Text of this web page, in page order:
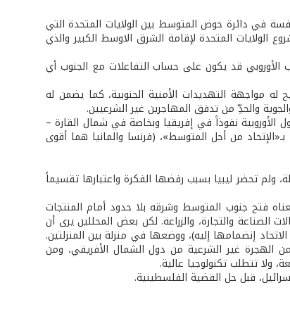
في دائرة حوض المتوسط بين الولايات المتحدة التي
الولايات المتحدة لإقامة الشرق الاوسط الكبير والذي
الأوروبي قد يكون على حساب التفاعلات مع الجنوب أي
له مواجهة التهديدات الأمنية الجنوبية، كما يضمن له
والحدِّ من تدفق المهاجرين غير الشرعيين.
الأوروبية نفوذاً في إفريقيا وبخاصة في شمال القارة –
من أجل المتوسط»، (فرنسا والمانيا هما أقوى
«الاتحاد من أجل المتوسط رسميًا» يوم 13/07/2008 في باريس، وبعضوية 43 دولة، ولم تحضر ليبيا بسبب رفضها الفكرة واعتبارها تقسيماً
فتح جنوب المتوسط وشرقه بلا حدود أمام المنتجات
الصناعة والتجارة، والزراعة. لكن بعض المحللين يرى أن
إنضمامها إليه)، ووضعها في منزلة بين المنزلتين.
الهجرة غير الشرعية من دول الشمال الأفريقي، ومن
ولا تتطلب تكنولوجيا عالية.
قبل حل القضية الفلسطينية.